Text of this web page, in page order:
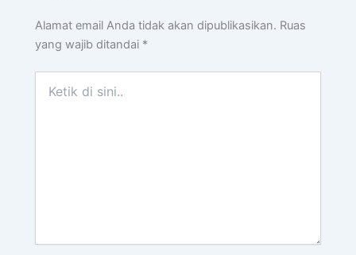
Alamat email Anda tidak akan dipublikasikan. Ruas
yang wajib ditandai *